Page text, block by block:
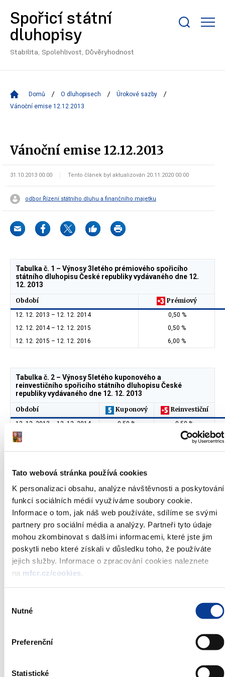
Tato webová stránka používá cookies
K personalizaci obsahu, analýze návštěvnosti a poskytování
funkcí sociálních médií využíváme soubory cookie.
Informace o tom, jak náš web používáte, sdílíme se svými
partnery pro sociální média a analýzy. Partneři tyto údaje
mohou zkombinovat s dalšími informacemi, které jste jim
poskytli nebo které získali v důsledku toho, že používáte
jejich služby. Informace o zpracování cookies naleznete
na mfcr.cz/cookies.
souhlasu
Nutné
Preferenční
Statistické
Spořicí státní
dluhopisy
Stabilita, Spolehlivost, Důvěryhodnost
Domů O dluhopisech
Úrokové sazby
Vánoční emise 12.12.2013
Vánoční emise 12.12.2013
31.10.2013 00:00 Tento článek byl aktualizován 20.11.2020 00:00
odbor Řízení státního dluhu a finančního majetku
Tabulka č. 1 – Výnosy 3letého prémiového spořicího
státního dluhopisu České republiky vydávaného dne 12.
12. 2013
Období Prémiový
12. 12. 2013 – 12. 12. 2014
0,50 %
12. 12. 2014 – 12. 12. 2015
0,50 %
12. 12. 2015 – 12. 12. 2016
6,00 %
Tabulka č. 2 – Výnosy 5letého kuponového a
reinvestičního spořicího státního dluhopisu České
republiky vydávaného dne 12. 12. 2013
Období Kuponový Reinvestiční
12. 12. 2013 – 12. 12. 2014 0,50 %
0,50 %
12. 12. 2014 – 12. 12. 2015
1,00 %
12. 12. 2015 – 12. 12. 2016
3,00 %
3,00 %
12. 12. 2017 – 12. 12. 2018
5,50 %
Tabulka č. 3 – Výnosy 7letého proti-inflačního spořicího
státního dluhopisu České republiky vydávaného dne 12.
12. 2013
Období Proti-inflační
12. 12. 2013 – 12. 6. 2014
0,82190 % p. s.
12. 6. 2014 – 12. 12. 2014
12. 12. 2015 – 12. 6. 2016
12. 12. 2016 – 12. 6. 2017